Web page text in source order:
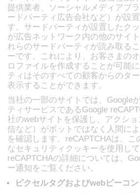
提供業者、ソーシャルメディアプ
ードパーティ広告会社など）が設
す。サードパーティが設置したク
が広告ネットワーク内の他のサイ
れらのサードパーティが読み取る
ーです。これにより、お客さまの
ロファイルを作成することが可能
ティはそのすべての顧客からのタ
表示することができます。
当社の一部のサイトでは、Google
ティサービスであるGoogle
社のwebサイトを保護し、アクシ
信など）がボットではなく人間に
を確認します。reCAPTCHAは、こ
なセキュリティクッキーを使用して
reCAPTCHAの詳細については、
ー通知をご覧ください。
ピクセルタグおよびwebビーコン